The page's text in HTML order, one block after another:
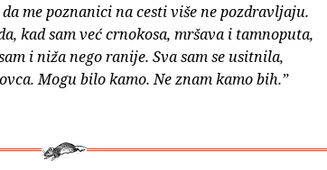
me poznanici na cesti više ne pozdravljaju.
kad sam već crnokosa, mršava i tamnoputa,
i niža nego ranije. Sva sam se usitnila,
Mogu bilo kamo. Ne znam kamo bih.”